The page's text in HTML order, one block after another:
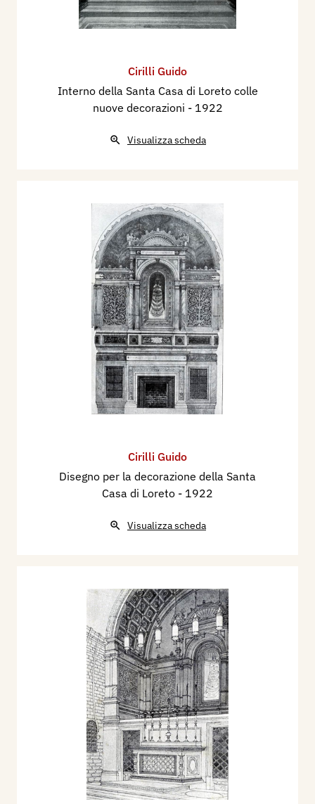
Cirilli Guido
Interno della Santa Casa di Loreto colle
nuove decorazioni - 1922
Visualizza scheda
Cirilli Guido
Disegno per la decorazione della Santa
Casa di Loreto - 1922
Visualizza scheda